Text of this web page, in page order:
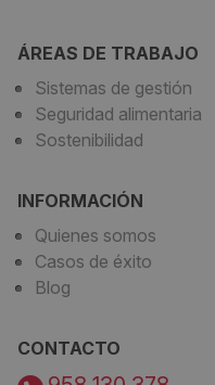
ÁREAS DE TRABAJO
Sistemas de gestión
Seguridad alimentaria
Sostenibilidad
INFORMACIÓN
Quienes somos
Casos de éxito
Blog
CONTACTO